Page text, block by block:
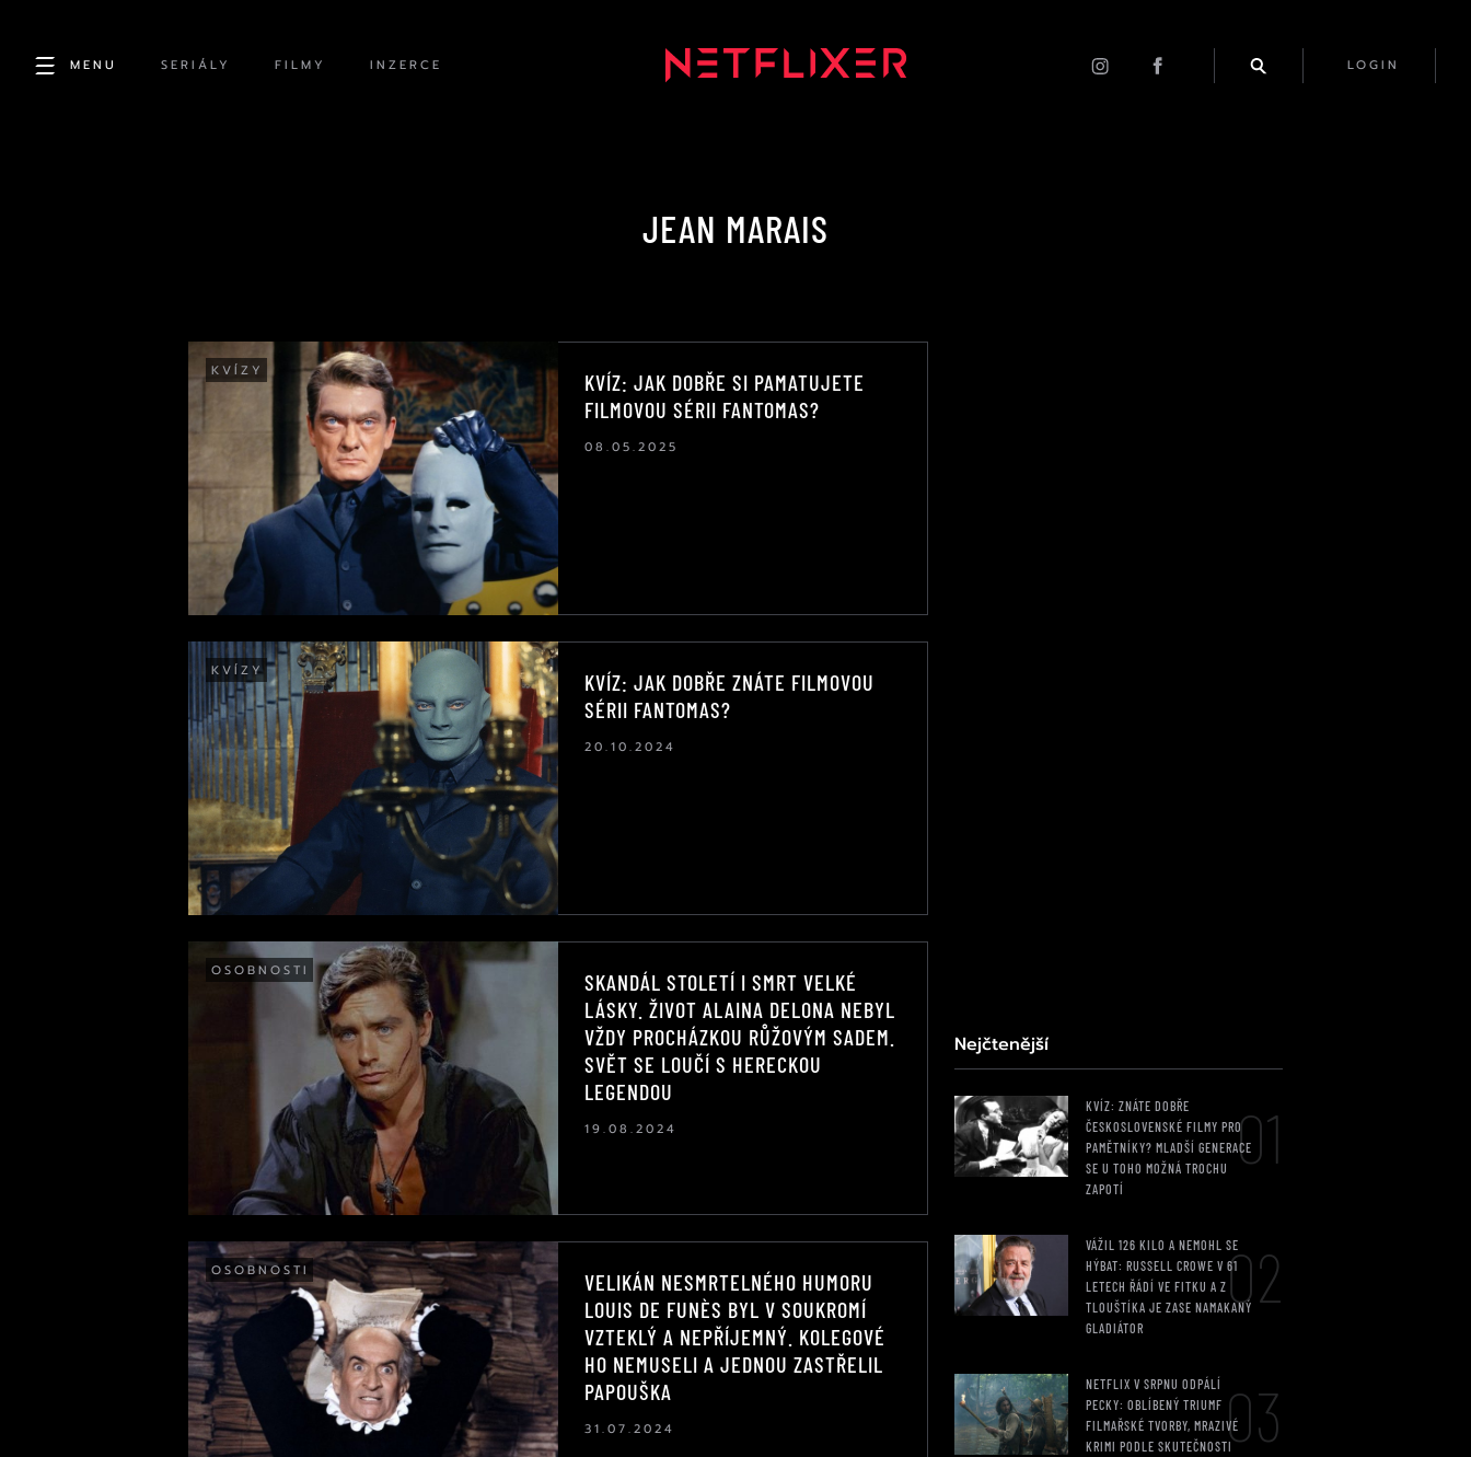
MENU SERIÁLY FILMY INZERCE LOGIN
JEAN MARAIS
KVÍZY
KVÍZ: JAK DOBŘE SI PAMATUJETE
FILMOVOU SÉRII FANTOMAS?
08.05.2025
KVÍZY
KVÍZ: JAK DOBŘE ZNÁTE FILMOVOU
SÉRII FANTOMAS?
20.10.2024
OSOBNOSTI
SKANDÁL STOLETÍ I SMRT VELKÉ
LÁSKY. ŽIVOT ALAINA DELONA NEBYL
VŽDY PROCHÁZKOU RŮŽOVÝM SADEM.
SVĚT SE LOUČÍ S HERECKOU
LEGENDOU
19.08.2024
OSOBNOSTI
VELIKÁN NESMRTELNÉHO HUMORU
LOUIS DE FUNÈS BYL V SOUKROMÍ
VZTEKLÝ A NEPŘÍJEMNÝ. KOLEGOVÉ
HO NEMUSELI A JEDNOU ZASTŘELIL
PAPOUŠKA
31.07.2024
Nejčtenější
KVÍZ: ZNÁTE DOBŘE
ČESKOSLOVENSKÉ FILMY PRO
PAMĚTNÍKY? MLADŠÍ GENERACE
SE U TOHO MOŽNÁ TROCHU
ZAPOTÍ
01
VÁŽIL 126 KILO A NEMOHL SE
HÝBAT: RUSSELL CROWE V 61
LETECH ŘÁDÍ VE FITKU A Z
TLOUŠTÍKA JE ZASE NAMAKANÝ
GLADIÁTOR
02
NETFLIX V SRPNU ODPÁLÍ
PECKY: OBLÍBENÝ TRIUMF
FILMAŘSKÉ TVORBY, MRAZIVÉ
KRIMI PODLE SKUTEČNOSTI03